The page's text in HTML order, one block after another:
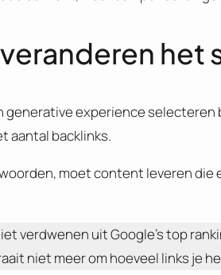
het
generative experience selecteren
aantal backlinks.
moet content leveren
verdwenen uit Google’s top
niet meer om hoeveel links je